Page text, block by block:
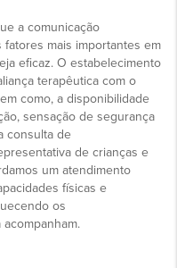
a comunicação
mais importantes em
eficaz. O estabelecimento
terapêutica com o
como, a disponibilidade
sensação de segurança
consulta de
de crianças e
um atendimento
físicas e
os